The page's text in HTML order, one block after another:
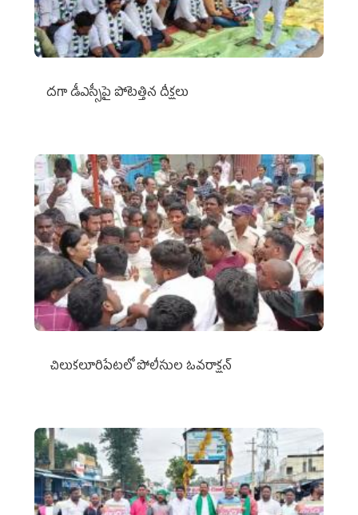
దగా డీఎస్సీపై పోటెత్తిన దీక్షలు
చిలుక‌లూరిపేట‌లో పోలీసుల ఓవ‌రాక్ష‌న్‌